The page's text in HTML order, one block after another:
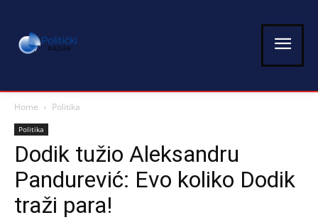
Home Politika
Politika
Dodik tužio Aleksandru
Pandurević: Evo koliko Dodik
traži para!